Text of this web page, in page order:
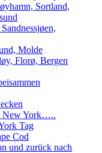
Sortland,
Molde
Florø, Bergen
New York…..
Tag
Cod
und zurück nach